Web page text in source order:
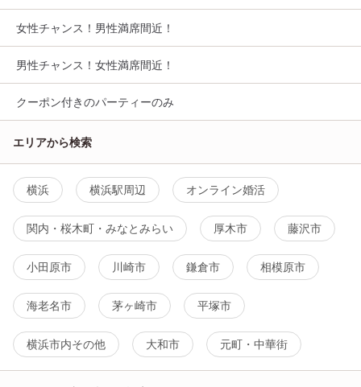
女性チャンス！男性満席間近！
男性チャンス！女性満席間近！
クーポン付きのパーティーのみ
エリアから検索
横浜 横浜駅周辺 オンライン婚活
関内・桜木町・みなとみらい 厚木市 藤沢市
小田原市 川崎市 鎌倉市 相模原市
海老名市 茅ヶ崎市 平塚市
横浜市内その他 大和市 元町・中華街